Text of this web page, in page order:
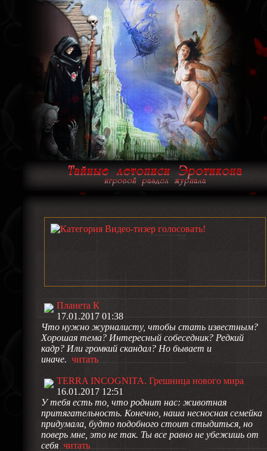
Планета К
17.01.2017 01:38
Что нужно журналисту, чтобы стать известным?
Хорошая тема? Интересный собеседник? Редкий
кадр? Или громкий скандал? Но бывает и
иначе. читать
TERRA INCOGNITA. Грешница нового мира
16.01.2017 12:51
У тебя есть то, что роднит нас: животная
притягательность. Конечно, наша несносная семейка
придумала, будто подобного стоит стыдиться, но
поверь мне, это не так. Ты все равно не убежишь от
себя читать